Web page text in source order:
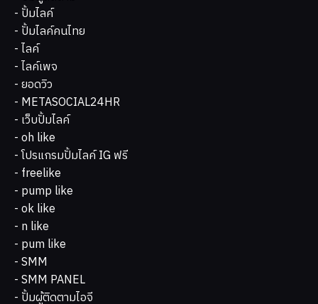
- ปั้มไลค์
- ปั้มไลค์คนไทย
- ไลค์
- ไลค์เพจ
- ยอดวิว
- METASOCIAL24HR
- เว็บปั้มไลค์
- oh like
- โปรแกรมปั้มไลค์ IG ฟรี
- freelike
- pump like
- ok like
- n like
- pum like
- SMM
- SMM PANEL
- ปั้มผู้ติดตามไอจี